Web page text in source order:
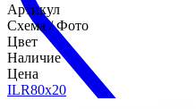
Артикул
Схема / Фото
Цвет
Наличие
Цена
ILR80x20